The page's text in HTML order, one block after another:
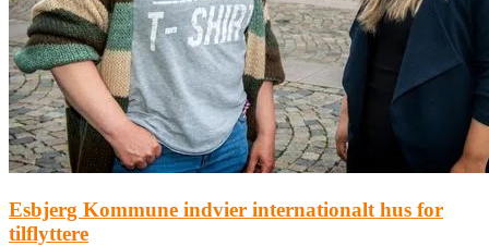
Esbjerg Kommune indvier internationalt hus for
tilflyttere